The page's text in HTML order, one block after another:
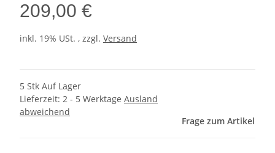
209,00 €
inkl. 19% USt. , zzgl. Versand
5 Stk Auf Lager
Lieferzeit: 2 - 5 Werktage Ausland
abweichend
Frage zum Artikel